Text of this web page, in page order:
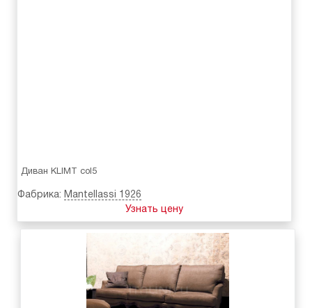
Диван KLIMT col5
Фабрика: Mantellassi 1926
Узнать цену